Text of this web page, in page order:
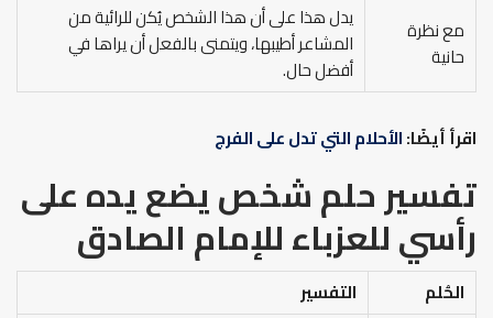
مع نظرة
حانية
يدل هذا على أن هذا الشخص يُكن للرائية من
المشاعر أطيبها، ويتمنى بالفعل أن يراها في
أفضل حال.
اقرأ أيضًا:الأحلام التي تدل على الفرج
تفسير حلم شخص يضع يده على
رأسيللعزباءللإمام الصادق
الحُلم
التفسير